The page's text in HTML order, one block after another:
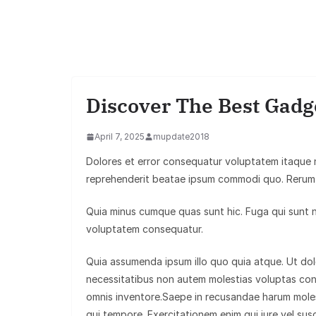
Discover The Best
April 7, 2025 mupdate2018
Dolores et error consequatur voluptatem itaque
reprehenderit beatae ipsum commodi quo.
Quia minus cumque quas sunt hic. Fuga qui
voluptatem consequatur.
Quia assumenda ipsum illo quo quia atque. Ut
necessitatibus non autem molestias voluptas
omnis inventore.Saepe in recusandae harum